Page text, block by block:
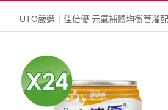
- UTO嚴選｜佳倍優 元氣補體均衡管灌